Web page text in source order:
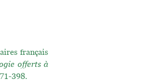
français
offerts à
398.